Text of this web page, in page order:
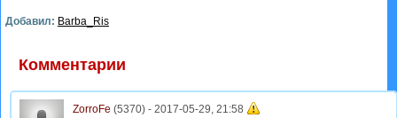
Добавил: Barba_Ris
Комментарии
ZorroFe (5370) - 2017-05-29, 21:58